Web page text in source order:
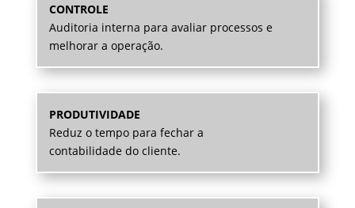
CONTROLE
Auditoria interna para avaliar processos e
melhorar a operação.
PRODUTIVIDADE
Reduz o tempo para fechar a
contabilidade do cliente.